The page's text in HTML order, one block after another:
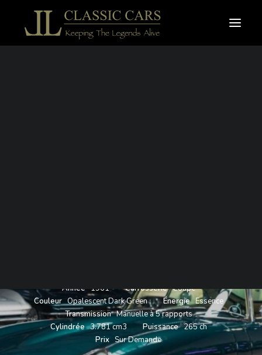
À vendre
Année 1961 Carrosserie Coupé
Couleur Opalescent Dark Green Énergie Essence
Transmission Manuelle à 5 rapports
Cylindrée 3.781 cm3 Puissance 265 ch
Prix Sur Demande